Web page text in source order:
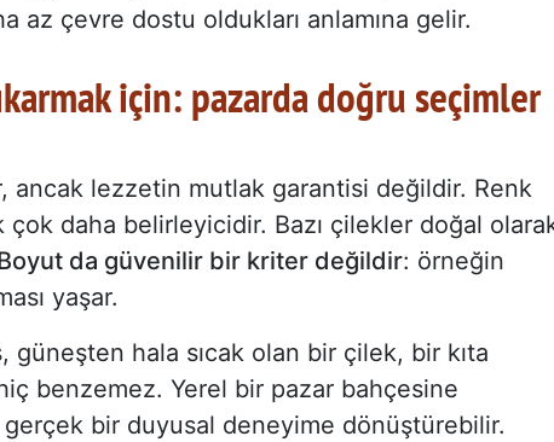
az çevre dostu oldukları anlamına gelir.
için: pazarda doğru seçimler
ancak lezzetin mutlak garantisi değildir. Renk
daha belirleyicidir. Bazı çilekler doğal
da güvenilir bir kriter değildir: örneğin
yaşar.
güneşten hala sıcak olan bir çilek, bir kıta
benzemez. Yerel bir pazar bahçesine
gerçek bir duyusal deneyime dönüştürebilir.